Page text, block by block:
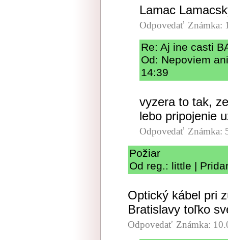
Lamac
Odpovedať Známka:
Re: Aj ine casti
Od: Nepoviem
14:39
vyzera to tak,
lebo pripojenie
Odpovedať Známka:
Požiar
Od reg.: little |
Optický kábel pri
Bratislavy toľko
Odpovedať Známka: